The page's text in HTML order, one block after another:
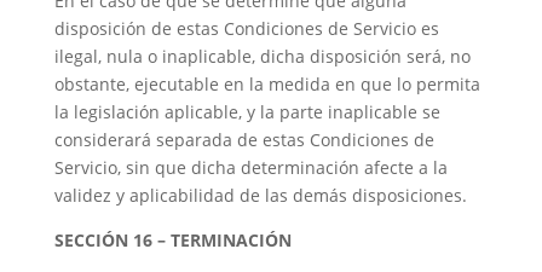
disposición de estas Condiciones de Servicio es
ilegal, nula o inaplicable, dicha disposición será, no
obstante, ejecutable en la medida en que lo permita
la legislación aplicable, y la parte inaplicable se
considerará separada de estas Condiciones de
Servicio, sin que dicha determinación afecte a la
validez y aplicabilidad de las demás disposiciones.
SECCIÓN 16 – TERMINACIÓN